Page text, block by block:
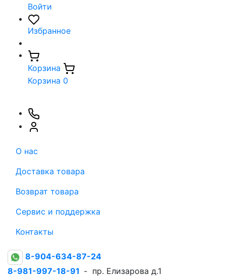
Войти
Избранное
Корзина
Корзина 0
О нас
Доставка товара
Возврат товара
Сервис и поддержка
Контакты
8-904-634-87-24
8-981-997-18-91 - пр. Елизарова д.1